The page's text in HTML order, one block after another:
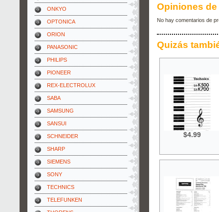
ONKYO
OPTONICA
ORION
PANASONIC
PHILIPS
PIONEER
REX-ELECTROLUX
SABA
SAMSUNG
SANSUI
SCHNEIDER
SHARP
SIEMENS
SONY
TECHNICS
TELEFUNKEN
Opiniones
No hay comentarios de
Quizás
$4.99